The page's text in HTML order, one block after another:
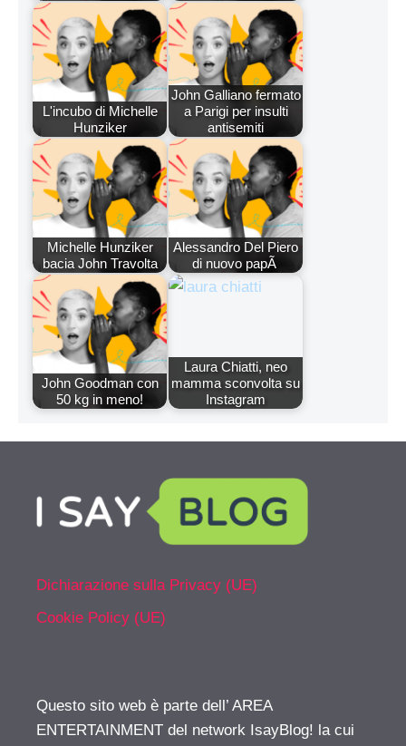
L'incubo di Michelle
Hunziker
John Galliano fermato
a Parigi per insulti
antisemiti
Michelle Hunziker
bacia John Travolta
Alessandro Del Piero
di nuovo papÃ
John Goodman con
50 kg in meno!
Laura Chiatti, neo
mamma sconvolta su
Instagram
Dichiarazione sulla Privacy (UE)
Cookie Policy (UE)
Questo sito web è parte dell’ AREA
ENTERTAINMENT del network IsayBlog! la cui